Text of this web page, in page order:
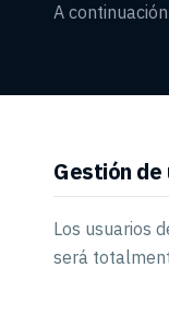
A
Gestión de
Los usuarios
será